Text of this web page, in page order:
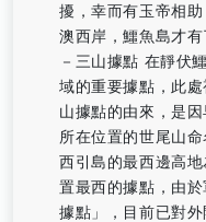
擾，幸而有玉帝相
澳西岸，鱷魚島才
－三山據點 在靜伏
域的重要據點，此
山據點的由來，是
所在位置的世尾山
西引島的最西邊高
置最西的據點，由
據點」，目前已對